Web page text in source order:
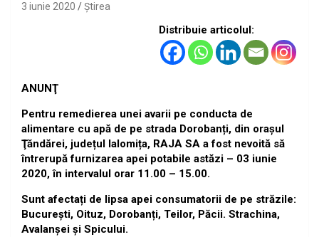
3 iunie 2020 Ştirea
Distribuie articolul:
ANUNŢ
Pentru remedierea unei avarii pe conducta de
alimentare cu apă de pe strada Dorobanți, din oraşul
Ţăndărei, județul Ialomița, RAJA SA a fost nevoită să
întrerupă furnizarea apei potabile astăzi – 03 iunie
2020, în intervalul orar 11.00 – 15.00.
Sunt afectați de lipsa apei consumatorii de pe străzile:
București, Oituz, Dorobanți, Teilor, Păcii. Strachina,
Avalanșei și Spicului.